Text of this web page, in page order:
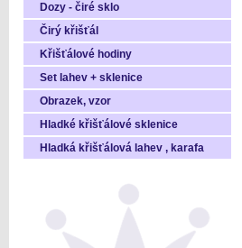
Dozy - čiré sklo
Čirý křišťál
Křišťálové hodiny
Set lahev + sklenice
Obrazek, vzor
Hladké křišťálové sklenice
Hladká křišťálová lahev , karafa